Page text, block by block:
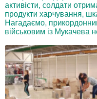
активісти, солдати
продукти харчування,
Нагадаємо,
військовим із Мукачева